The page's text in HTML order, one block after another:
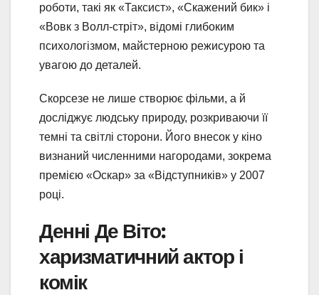
роботи, такі як «Таксист», «Скажений бик» і
«Вовк з Волл-стріт», відомі глибоким
психологізмом, майстерною режисурою та
увагою до деталей.
Скорсезе не лише створює фільми, а й
досліджує людську природу, розкриваючи її
темні та світлі сторони. Його внесок у кіно
визнаний численними нагородами, зокрема
премією «Оскар» за «Відступників» у 2007
році.
Денні Де Віто:
харизматичний актор і
комік